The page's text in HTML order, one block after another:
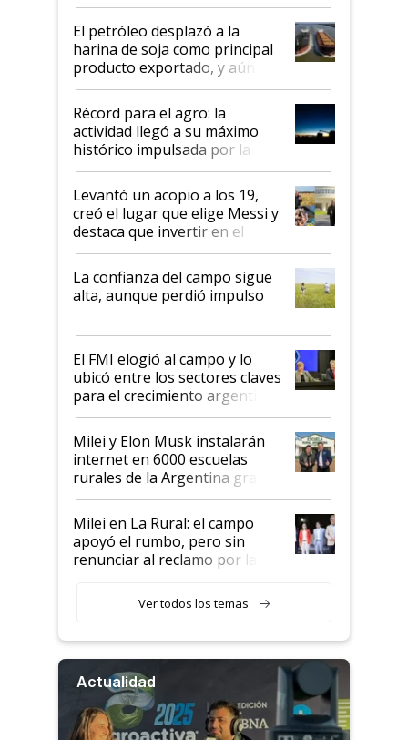
El petróleo desplazó a la
harina de soja como principal
producto exportado, y aún así
el agro aportó casi seis de cada
diez dólares y sostuvo el
liderazgo en un semestre
récord
Récord para el agro: la
actividad llegó a su máximo
histórico impulsada por la
cosecha y las exportaciones
Levantó un acopio a los 19,
creó el lugar que elige Messi y
destaca que invertir en el
kirchnerismo era como "darle
plata a un hijo para droga":
Juan Félix Rossetti, el libertario
que de una dura crisis salió
de Milei
La confianza del campo sigue
alta, aunque perdió impulso
El FMI elogió al campo y lo
ubicó entre los sectores claves
para el crecimiento argentino
Milei y Elon Musk instalarán
internet en 6000 escuelas
rurales de la Argentina gracias
a un acuerdo con Starlink
Milei en La Rural: el campo
apoyó el rumbo, pero sin
renunciar al reclamo por las
Ver todos los temas
Actualidad